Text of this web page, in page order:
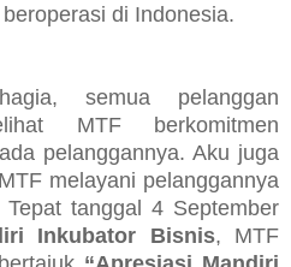
di Indonesia.
semua pelanggan
MTF berkomitmen
pelanggannya. Aku juga
melayani pelanggannya
tanggal 4 September
Inkubator Bisnis, MTF